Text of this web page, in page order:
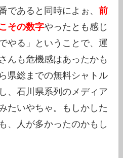
であると同時によぉ、前
その数字やったとも感じ
やる」ということで、運
んも危機感はあったかも
県総までの無料シャトル
、石川県系列のメディア
たいやちゃ。もしかした
、人が多かったのかもし